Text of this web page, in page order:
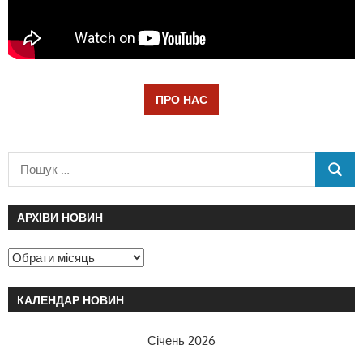
ПРО НАС
АРХІВИ НОВИН
КАЛЕНДАР НОВИН
Січень 2026